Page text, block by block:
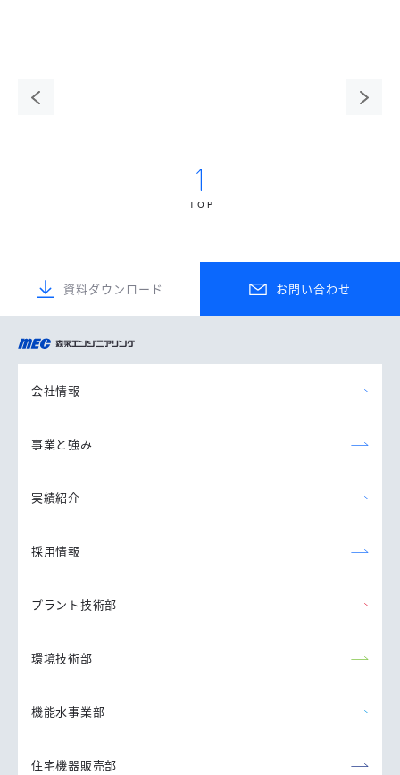
TOP
資料ダウンロード お問い合わせ
森永エンジニアリング
株式会社
会社情報
事業と強み
実績紹介
採用情報
プラント技術部
環境技術部
機能水事業部
住宅機器販売部